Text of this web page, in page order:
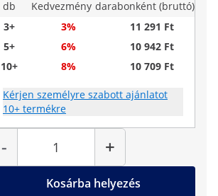
db
Kedvezmény darabonként (bruttó)
3+
3%
11 291 Ft
5+
6%
10 942 Ft
10+
8% 10 709 Ft
Kérjen személyre szabott ajánlatot
10+ termékre
-
Mennyiség
+
Kosárba helyezés